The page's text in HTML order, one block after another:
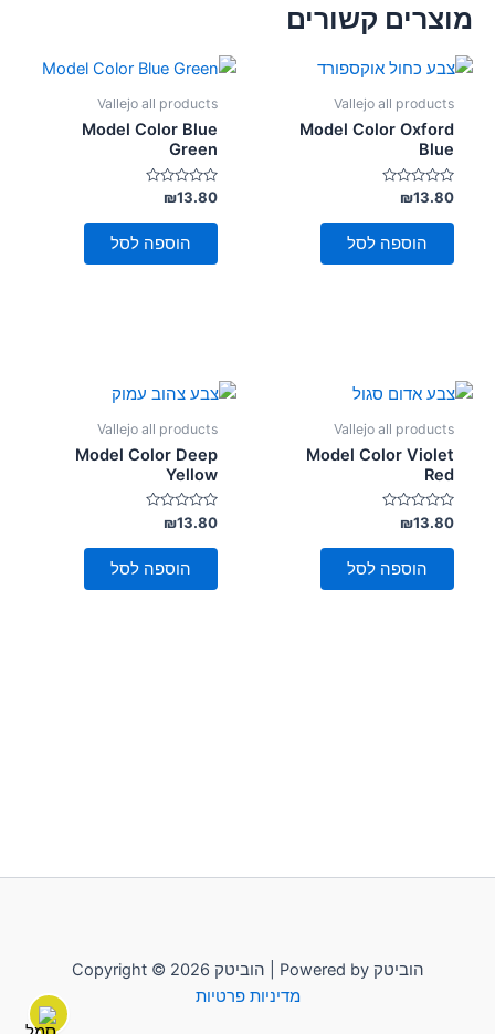
מוצרים קשורים
Vallejo all products
Model Color Oxford
Blue
דורג
0
מתוך
₪13.80
הוספה לסל
Vallejo all products
Model Color Blue
Green
דורג
0
מתוך
₪13.80
הוספה לסל
Vallejo all products
Model Color Violet
Red
דורג
0
מתוך
₪13.80
הוספה לסל
Vallejo all products
Model Color Deep
Yellow
דורג
0
מתוך
₪13.80
הוספה לסל
Copyright © 2026 הוביטק | Powered by הוביטק
מדיניות פרטיות